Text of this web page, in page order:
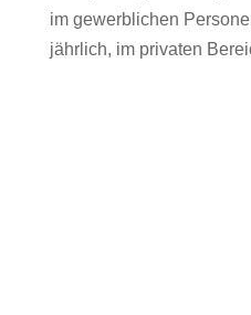
im gewerblichen
jährlich, im privaten